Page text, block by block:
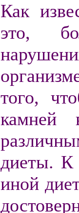
Как
это,
того,
камней
диеты. К
иной